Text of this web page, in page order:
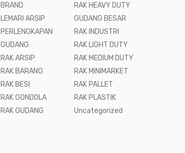
BRAND
LEMARI ARSIP
PERLENGKAPAN
GUDANG
RAK ARSIP
RAK BARANG
RAK BESI
RAK GONDOLA
RAK GUDANG
RAK HEAVY DUTY
GUDANG BESAR
RAK INDUSTRI
RAK LIGHT DUTY
RAK MEDIUM DUTY
RAK MINIMARKET
RAK PALLET
RAK PLASTIK
Uncategorized